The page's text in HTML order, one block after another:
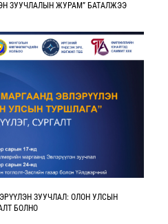
ЗУУЧЛАЛЫН ЖУРАМ” БАТАЛЖЭЭ
ЗУУЧЛАЛ: ОЛОН УЛСЫН
БОЛНО